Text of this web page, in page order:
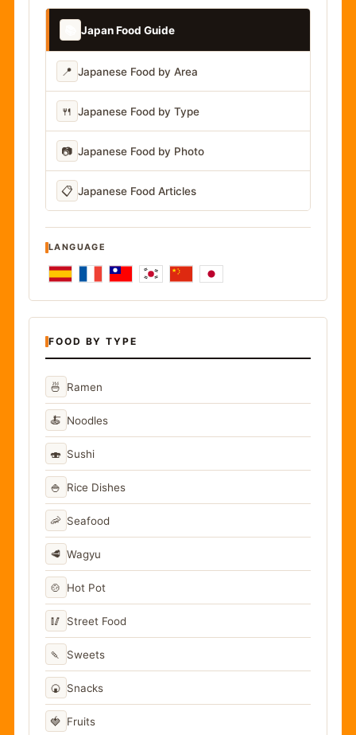
Japan Food Guide
📍 Japanese Food by Area
🍴 Japanese Food by Type
📷 Japanese Food by Photo
📋 Japanese Food Articles
LANGUAGE
FOOD BY TYPE
🍜 Ramen
🍝 Noodles
🍣 Sushi
🍚 Rice Dishes
🦐 Seafood
🥩 Wagyu
🍲 Hot Pot
🥢 Street Food
🍡 Sweets
🍘 Snacks
🍓 Fruits